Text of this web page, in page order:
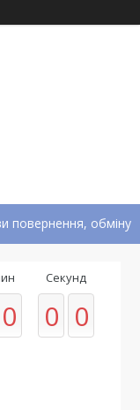
повернення, обміну
0
Секунд
0 0